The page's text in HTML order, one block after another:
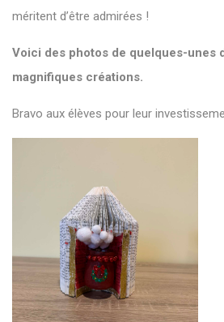
méritent d’être admirées !
Voici des photos de quelques-unes
magnifiques créations.
Bravo aux élèves pour leur